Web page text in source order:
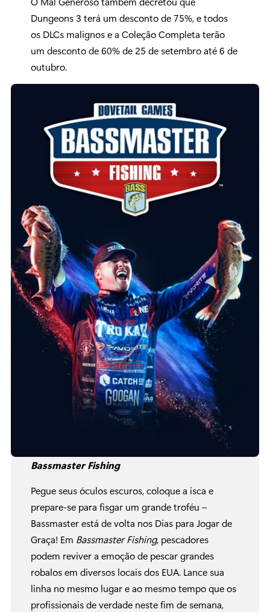
Dungeons 3 terá um desconto de 75%, e todos
os DLCs malignos e a Coleção Completa terão
um desconto de 60% de 25 de setembro até 6 de
outubro.
Bassmaster Fishing
Pegue seus óculos escuros, coloque a isca e
prepare-se para fisgar um grande troféu –
Bassmaster está de volta nos Dias para Jogar de
Graça! Em Bassmaster Fishing, pescadores
podem reviver a emoção de pescar grandes
robalos em diversos locais dos EUA. Lance sua
linha no mesmo lugar e ao mesmo tempo que os
profissionais de verdade neste fim de semana,